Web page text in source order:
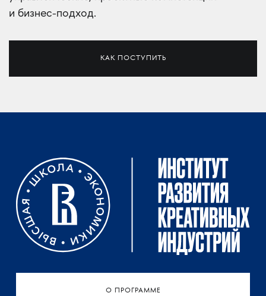
и бизнес-подход.
КАК ПОСТУПИТЬ
О ПРОГРАММЕ